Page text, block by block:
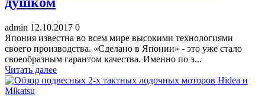
admin 12.10.2017 0
Япония известна во всем мире высокими технологиями
своего производства. «Сделано в Японии» - это уже стало
своеобразным гарантом качества. Именно по э...
Читать далее